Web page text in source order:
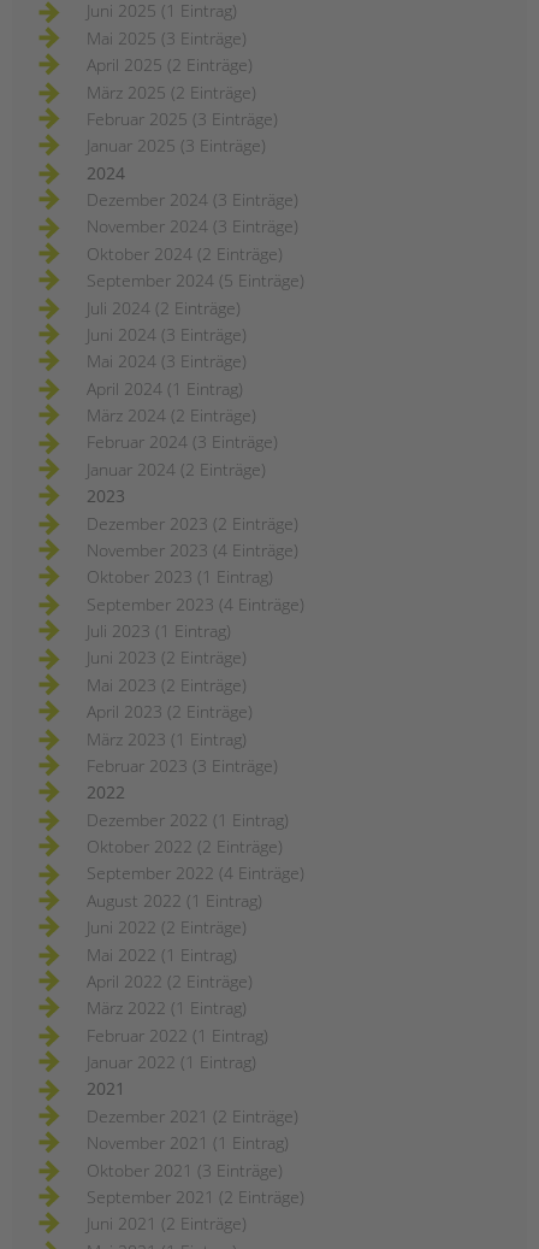
Juni 2025 (1 Eintrag)
Mai 2025 (3 Einträge)
April 2025 (2 Einträge)
März 2025 (2 Einträge)
Februar 2025 (3 Einträge)
Januar 2025 (3 Einträge)
2024
Dezember 2024 (3 Einträge)
November 2024 (3 Einträge)
Oktober 2024 (2 Einträge)
September 2024 (5 Einträge)
Juli 2024 (2 Einträge)
Juni 2024 (3 Einträge)
Mai 2024 (3 Einträge)
April 2024 (1 Eintrag)
März 2024 (2 Einträge)
Februar 2024 (3 Einträge)
Januar 2024 (2 Einträge)
2023
Dezember 2023 (2 Einträge)
November 2023 (4 Einträge)
Oktober 2023 (1 Eintrag)
September 2023 (4 Einträge)
Juli 2023 (1 Eintrag)
Juni 2023 (2 Einträge)
Mai 2023 (2 Einträge)
April 2023 (2 Einträge)
März 2023 (1 Eintrag)
Februar 2023 (3 Einträge)
2022
Dezember 2022 (1 Eintrag)
Oktober 2022 (2 Einträge)
September 2022 (4 Einträge)
August 2022 (1 Eintrag)
Juni 2022 (2 Einträge)
Mai 2022 (1 Eintrag)
April 2022 (2 Einträge)
März 2022 (1 Eintrag)
Februar 2022 (1 Eintrag)
Januar 2022 (1 Eintrag)
2021
Dezember 2021 (2 Einträge)
November 2021 (1 Eintrag)
Oktober 2021 (3 Einträge)
September 2021 (2 Einträge)
Juni 2021 (2 Einträge)